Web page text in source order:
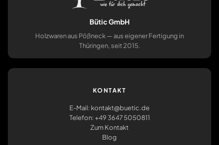
Bütic GmbH
Holzwaren aus Pößneck — aus eigener Fertigung in
Thüringen, seit 2015.
KONTAKT
E-Mail: kontakt@buetic.de
Telefon: +49 3647 5050811
Zum Kontakt
Blog